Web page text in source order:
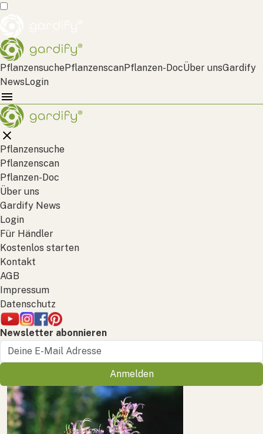
PflanzensuchePflanzenscanPflanzen-DocÜber unsGardify
NewsLogin
Pflanzensuche
Pflanzenscan
Pflanzen-Doc
Über uns
Gardify News
Login
Für Händler
Kostenlos starten
Kontakt
AGB
Impressum
Datenschutz
Newsletter abonnieren
Anmelden